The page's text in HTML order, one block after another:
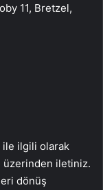
11, Bretzel,
ile ilgili olarak
üzerinden iletiniz.
dönüş